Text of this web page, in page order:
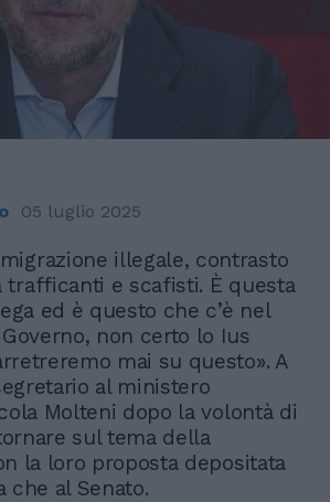
05 luglio 2025
illegale, contrasto
trafficanti e scafisti. È questa
ed è questo che c’è nel
non certo lo Ius
mai su questo». A
al ministero
Molteni dopo la volontà di
sul tema della
la loro proposta depositata
che al Senato.